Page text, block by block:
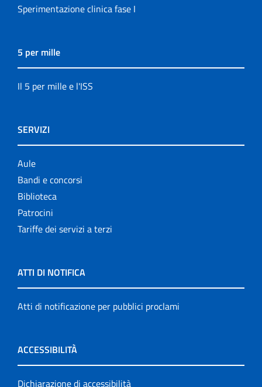
Sperimentazione clinica fase I
5 per mille
Il 5 per mille e l'ISS
SERVIZI
Aule
Bandi e concorsi
Biblioteca
Patrocini
Tariffe dei servizi a terzi
ATTI DI NOTIFICA
Atti di notificazione per pubblici proclami
ACCESSIBILITÀ
Dichiarazione di accessibilità